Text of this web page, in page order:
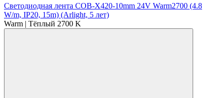
Светодиодная лента COB-X420-10mm 24V Warm2700 (4.8
W/m, IP20, 15m) (Arlight, 5 лет)
Warm | Тёплый 2700 K